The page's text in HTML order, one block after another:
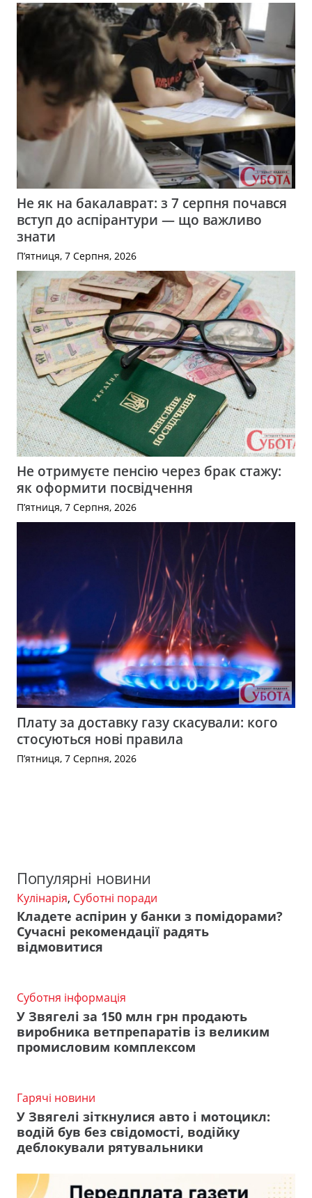
Не як на бакалаврат: з 7 серпня почався
вступ до аспірантури — що важливо
знати
П’ятниця, 7 Серпня, 2026
Не отримуєте пенсію через брак стажу:
як оформити посвідчення
П’ятниця, 7 Серпня, 2026
Плату за доставку газу скасували: кого
стосуються нові правила
П’ятниця, 7 Серпня, 2026
Популярні новини
Кулінарія, Суботні поради
Кладете аспірин у банки з помідорами?
Сучасні рекомендації радять
відмовитися
Суботня інформація
У Звягелі за 150 млн грн продають
виробника ветпрепаратів із великим
промисловим комплексом
Гарячі новини
У Звягелі зіткнулися авто і мотоцикл:
водій був без свідомості, водійку
деблокували рятувальники